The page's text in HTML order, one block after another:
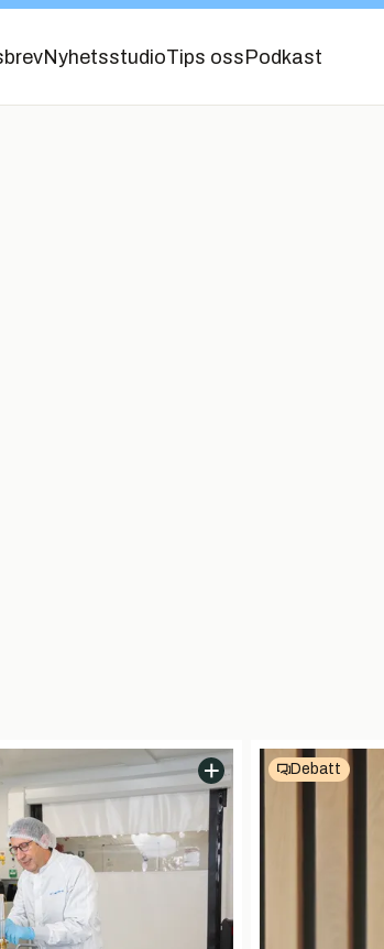
NyhetsstudioTips oss Podkast
Debatt